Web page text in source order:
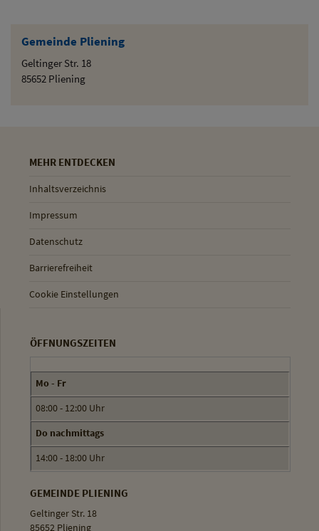
Gemeinde Pliening
Geltinger Str. 18
85652 Pliening
MEHR ENTDECKEN
Inhaltsverzeichnis
Impressum
Datenschutz
Barrierefreiheit
Cookie Einstellungen
ÖFFNUNGSZEITEN
Mo - Fr
08:00 - 12:00 Uhr
Do nachmittags
14:00 - 18:00 Uhr
GEMEINDE PLIENING
Geltinger Str. 18
85652 Pliening